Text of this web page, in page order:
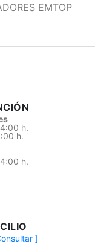
EMTOP
h.
h.
h.
]